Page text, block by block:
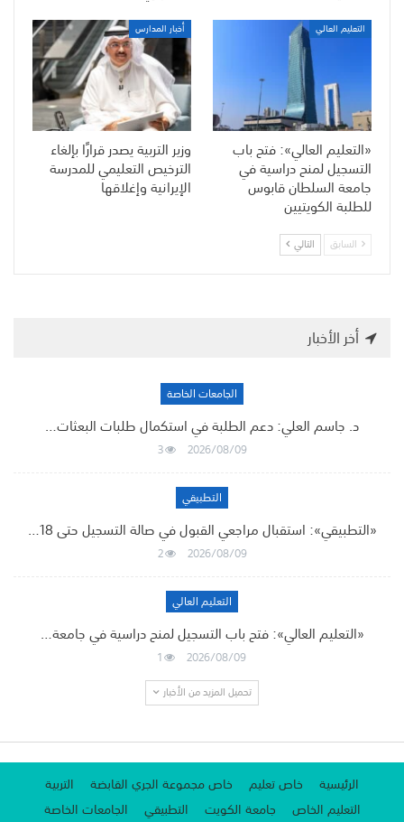
التعليم العالي
«التعليم العالي»: فتح باب
التسجيل لمنح دراسية في
جامعة السلطان قابوس
للطلبة الكويتيين
أخبار المدارس
وزير التربية يصدر قرارًا بإلغاء
الترخيص التعليمي للمدرسة
الإيرانية وإغلاقها
السابق التالي
أخر الأخبار
الجامعات الخاصة
د. جاسم العلي: دعم الطلبة في استكمال طلبات البعثات…
2026/08/09
3
التطبيقي
«التطبيقي»: استقبال مراجعي القبول في صالة التسجيل حتى 18…
2026/08/09
2
التعليم العالي
«التعليم العالي»: فتح باب التسجيل لمنح دراسية في جامعة…
2026/08/09
1
تحميل المزيد من الأخبار
الرئيسية خاص تعليم خاص مجموعة الجري القابضة
التربية
التعليم الخاص
جامعة الكويت التطبيقي الجامعات الخاصة